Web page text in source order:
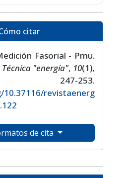
citar
Fasorial - Pmu.
Técnica "energía", 10(1),
253.
revistaenerg
de cita